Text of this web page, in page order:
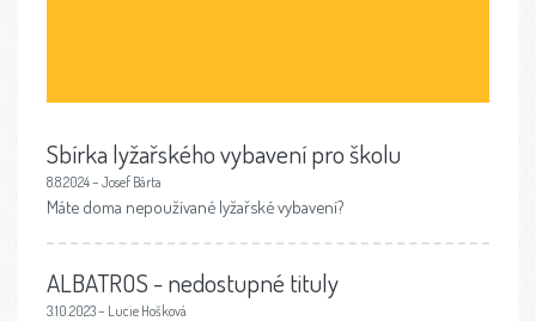
Sbírka lyžařského vybavení pro školu
8.8.2024 – Josef Bárta
Máte doma nepoužívané lyžařské vybavení?
ALBATROS - nedostupné tituly
3.10.2023 – Lucie Hošková